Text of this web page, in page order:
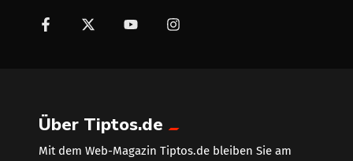
Über Tiptos.de
Mit dem Web-Magazin Tiptos.de bleiben Sie am